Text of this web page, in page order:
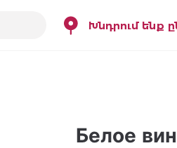
Խնդրում ենք
Белое